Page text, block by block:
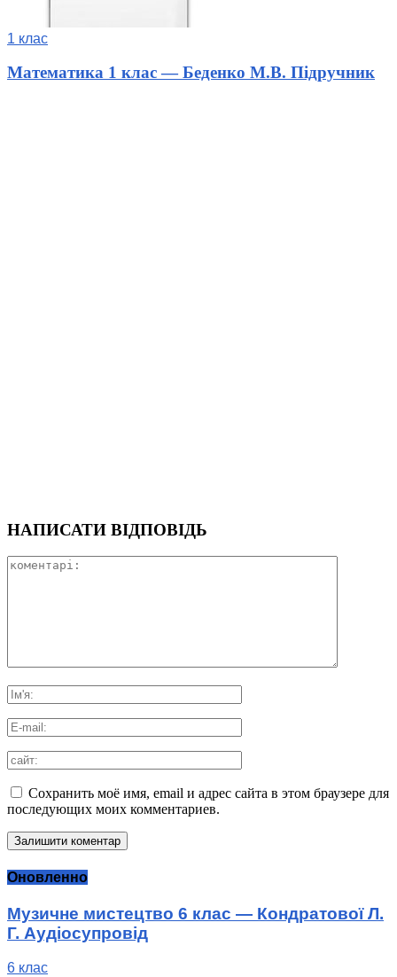
1 клас
Математика 1 клас — Беденко М.В. Підручник
НАПИСАТИ ВІДПОВІДЬ
Сохранить моё имя, email и адрес сайта в этом браузере для
последующих моих комментариев.
Оновленно
Музичне мистецтво 6 клас — Кондратової Л.
Г. Аудіосупровід
6 клас